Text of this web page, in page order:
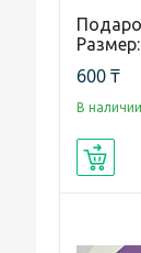
600 ₸
В наличии